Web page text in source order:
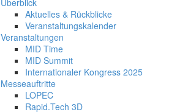
Aktuelles & Rückblicke
Veranstaltungskalender
Veranstaltungen
MID Time
MID Summit
Internationaler Kongress 2025
Messeauftritte
LOPEC
Rapid.Tech 3D